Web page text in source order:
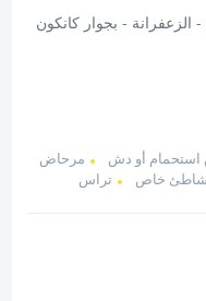
- الزعفرانة - بجوار كانكون
أو دش
مرحاض
شاطئ خاص تراس